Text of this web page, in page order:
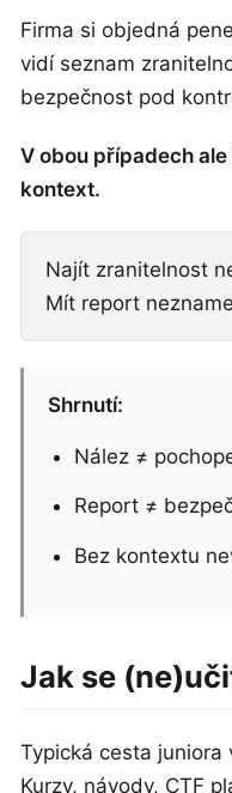
Firma si objedná
vidí seznam
bezpečnost pod
V obou případech
kontext.
Najít zranitelnost
Mít report
Shrnutí:
Nález ≠
Report ≠
Bez kontextu
Jak se
Typická cesta
Kurzy, návody, CTF